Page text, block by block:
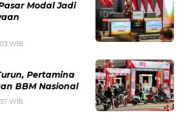
Modal Jadi
WIB
Pertamina
BBM Nasional
WIB